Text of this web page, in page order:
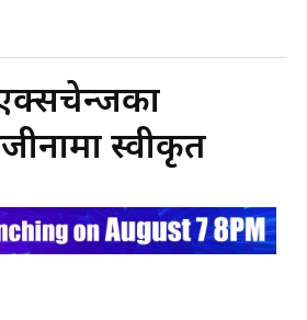
स्वीकृत